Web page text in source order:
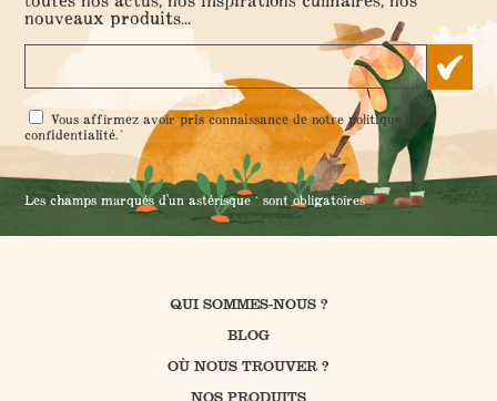
nouveaux produits...
RGPD
*
Vous affirmez avoir pris connaissance de notrepolitique de
confidentialité.*
Les champs marqués d'un astérisque * sont obligatoires
QUI SOMMES-NOUS ?
BLOG
OÙ NOUS TROUVER ?
NOS PRODUITS